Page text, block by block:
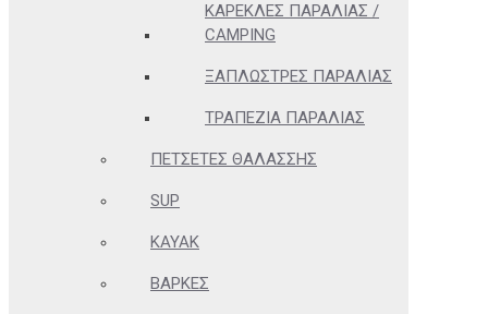
ΚΑΡΈΚΛΕΣ ΠΑΡΑΛΊΑΣ /
CAMPING
ΞΑΠΛΏΣΤΡΕΣ ΠΑΡΑΛΊΑΣ
ΤΡΑΠΈΖΙΑ ΠΑΡΑΛΊΑΣ
ΠΕΤΣΈΤΕΣ ΘΑΛΆΣΣΗΣ
SUP
KAYAK
ΒΆΡΚΕΣ